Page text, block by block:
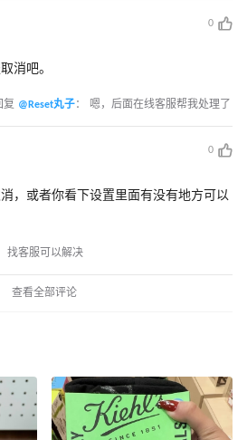
0
消吧。
复 @Reset丸子： 嗯，后面在线客服帮我处理了
0
，或者你看下设置里面有没有地方可以
找客服可以解决
查看全部评论